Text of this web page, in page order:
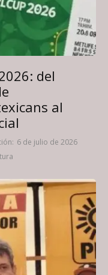
del
al
6 de julio de 2026